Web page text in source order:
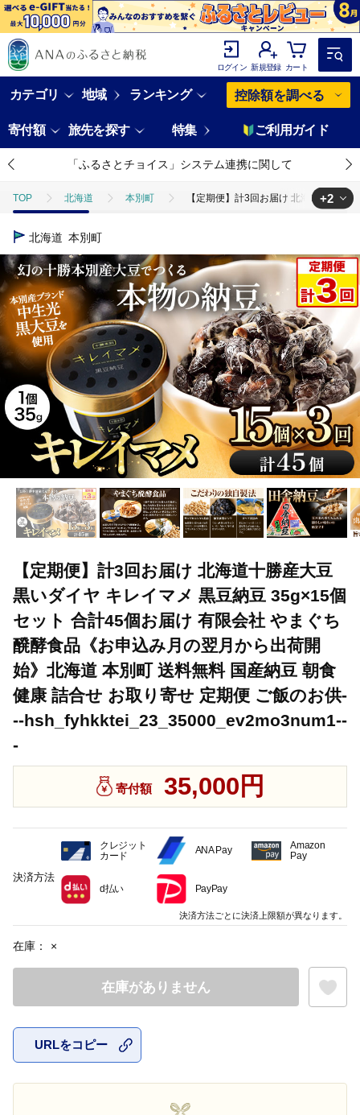
ログイン 新規登録 カート
カテゴリ 地域 ランキング 控除額を調べる
寄付額 旅先を探す 特集 ご利用ガイド
「ふるさとチョイス」システム連携に関して
TOP 北海道 本別町 【定期便】計3回お届け 北海道十勝産
TOP
TOP 加工食品 ほかの加工食品 【定期便】計3回お届け 北
+2
北海道 本別町
【定期便】計3回お届け 北海道十勝産大豆
黒いダイヤ キレイマメ 黒豆納豆 35g×15個
セット 合計45個お届け 有限会社 やまぐち
醗酵食品《お申込み月の翌月から出荷開
始》北海道 本別町 送料無料 国産納豆 朝食
健康 詰合せ お取り寄せ 定期便 ご飯のお供-
--hsh_fyhkktei_23_35000_ev2mo3num1--
-
寄付額 35,000円
在庫： ×
在庫がありません
URLをコピー
決済方法
クレジット
カード
ANA Pay
Amazon
Pay
d払い PayPay
決済方法ごとに決済上限額が異なります。